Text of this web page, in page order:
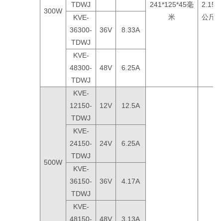
300W
241*125*45毫
米
2.15
公斤
TDWJ
KVE-
36300-
TDWJ
36V 8.33A
KVE-
48300-
TDWJ
48V 6.25A
500W
KVE-
12150-
TDWJ
12V 12.5A
KVE-
24150-
TDWJ
24V 6.25A
KVE-
36150-
TDWJ
36V 4.17A
KVE-
48150-
48V 3.13A